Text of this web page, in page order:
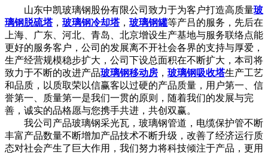
山东中凯玻璃钢股份有限公司致力于为客户打造高质量玻
璃钢脱硫塔， 玻璃钢冷却塔， 玻璃钢罐等产吕的服务，先后在
上海、广东、河北、青岛、北京增设生产基地与服务联络点能
更好的服务客户，公司的发展离不开社会各界的支持与厚爱，
生产经营规模稳步扩大，公司下设总面积在不断扩大，本司将
致力于不断的改进产品玻璃钢移动房 ， 玻璃钢吸收塔生产工艺
和品质，以质取荣以信赢客以过硬的产品质量，用户第一、信
誉第一、质量第一是我们一贯的原则，随着我们的发展与完
善，诚实的品格愿与您携手共进，共创双赢。
我公司产品玻璃钢采光瓦，玻璃钢管道，电缆保护管不断
丰富产品数量不断增加产品技术不断升级，改善了经济运行质
态对社会产生了巨大作用，我们努力将科技倾注于产品，更用